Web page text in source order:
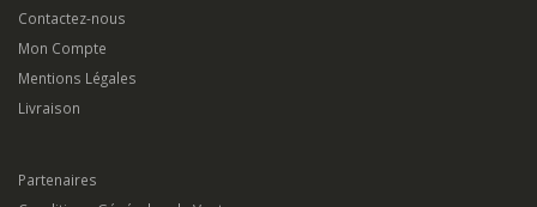
Contactez-nous
Mon Compte
Mentions Légales
Livraison
Partenaires